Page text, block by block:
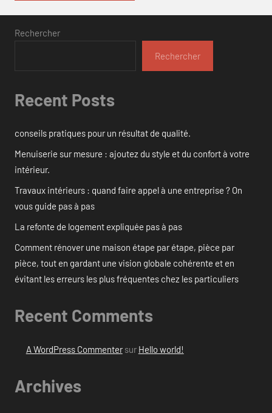
Rechercher
Rechercher
Recent Posts
conseils pratiques pour un résultat de qualité.
Menuiserie sur mesure : ajoutez du style et du confort à votre
intérieur.
Travaux intérieurs : quand faire appel à une entreprise ? On
vous guide pas à pas
La refonte de logement expliquée pas à pas
Comment rénover une maison étape par étape, pièce par
pièce, tout en gardant une vision globale cohérente et en
évitant les erreurs les plus fréquentes chez les particuliers
Recent Comments
A WordPress Commentersur Hello world!
Archives